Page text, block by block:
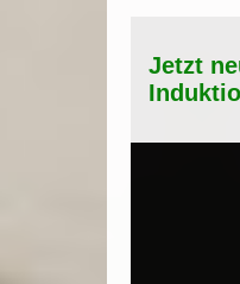
Jetzt